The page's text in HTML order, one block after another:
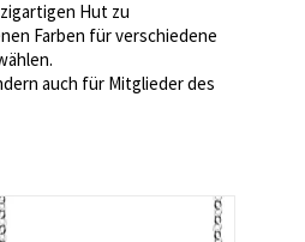
Hut zu
Farben für verschiedene
auch für Mitglieder des